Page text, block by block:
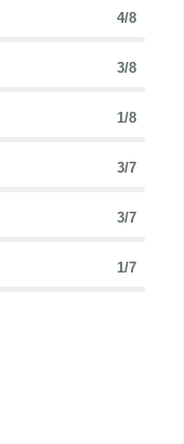
4/8
3/8
1/8
3/7
3/7
1/7